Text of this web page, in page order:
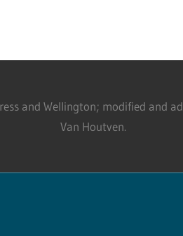
and Wellington; modified and
Van Houtven.